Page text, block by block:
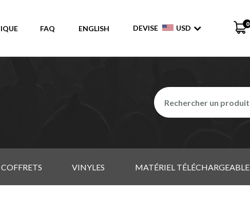
FAQ ENGLISH DEVISE USD
0
COFFRETS VINYLES MATÉRIEL TÉLÉCHARGEABLE